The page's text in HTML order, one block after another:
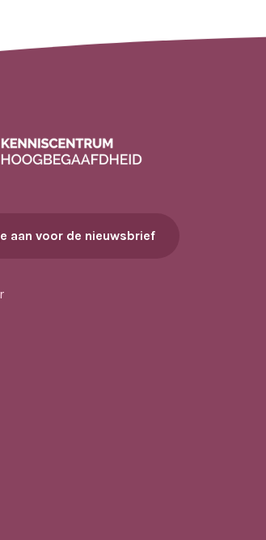
aan voor de nieuwsbrief